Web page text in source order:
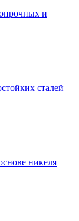
и
сталей
никеля